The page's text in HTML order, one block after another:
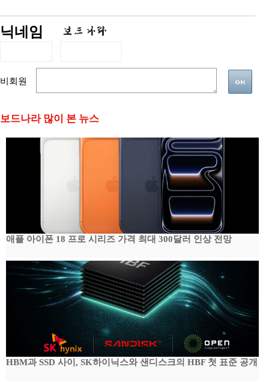
닉네임
비회원
보드나라 많이 본 뉴스
애플 아이폰 18 프로 시리즈 가격 최대 300달러 인상 전망
HBM과 SSD 사이, SK하이닉스와 샌디스크의 HBF 첫 표준 공개